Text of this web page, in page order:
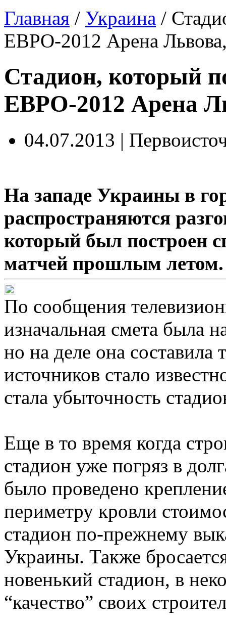
Главная / Украина /
ЕВРО-2012 Арена Львова,
Стадион, который
ЕВРО-2012 Арена
04.07.2013 |
На западе Украины в
распространяются
который был построен
матчей прошлым летом.
По сообщения
изначальная смета была
но на деле она
источников стало
стала убыточность
Еще в то время когда
стадион уже погряз в
было проведено
периметру кровли
стадион по-прежнему
Украины. Также
новенький стадион, в
“качество” своих